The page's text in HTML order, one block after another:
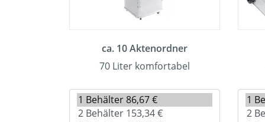
ca. 10 Aktenordner
70 Liter komfortabel